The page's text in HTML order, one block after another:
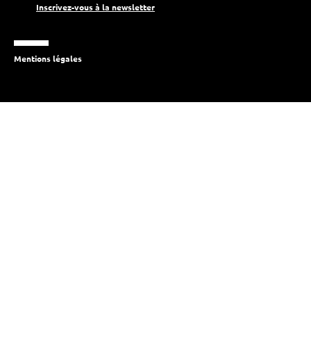
Inscrivez-vous à la newsletter
Mentions légales